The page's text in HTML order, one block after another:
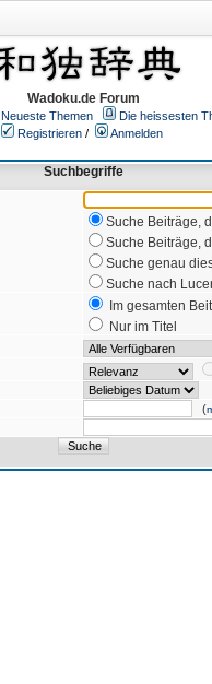
Wadoku.de Forum
Neueste Themen
Die heissesten
Registrieren /
Anmelden
Suchbegriffe
Suche Beiträge,
Suche Beiträge,
Suche genau
Suche nach
Im gesamten
Nur im Titel
(